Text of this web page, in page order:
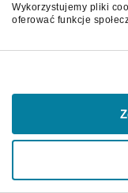
Wykorzystujemy pliki
oferować funkcje
otrzymanymi od Ciebie
Aby